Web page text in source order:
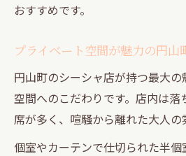
おすすめです。
プライベート空間が魅力の円山
円山町のシーシャ店が持つ最大
空間へのこだわりです。店内は落
席が多く、喧騒から離れた大人の
個室やカーテンで仕切られた半